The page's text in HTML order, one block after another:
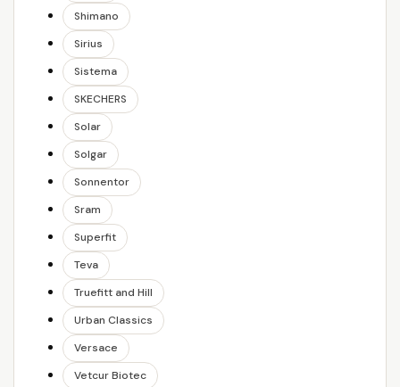
Shimano
Sirius
Sistema
SKECHERS
Solar
Solgar
Sonnentor
Sram
Superfit
Teva
Truefitt and Hill
Urban Classics
Versace
Vetcur Biotec